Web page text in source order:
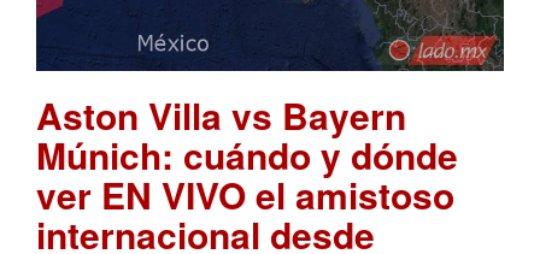
Aston Villa vs Bayern
Múnich: cuándo y dónde
ver EN VIVO el amistoso
internacional desde